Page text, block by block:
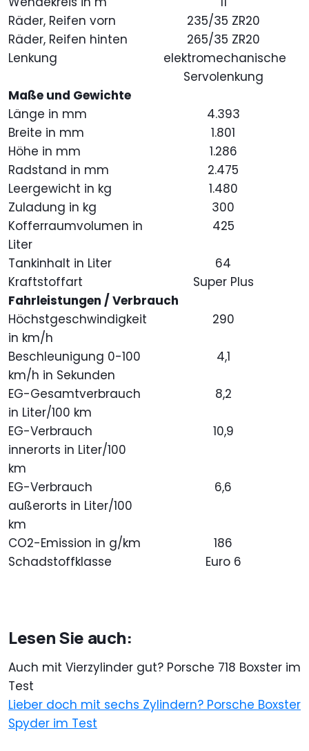
Räder, Reifen vorn
235/35 ZR20
Räder, Reifen hinten
265/35 ZR20
Lenkung
elektromechanische
Servolenkung
Maße und Gewichte
Länge in mm
4.393
Breite in mm
1.801
Höhe in mm
1.286
Radstand in mm
2.475
Leergewicht in kg
1.480
Zuladung in kg
300
Kofferraumvolumen in
Liter
425
Tankinhalt in Liter
64
Kraftstoffart
Super Plus
Fahrleistungen / Verbrauch
Höchstgeschwindigkeit
in km/h
290
Beschleunigung 0-100
km/h in Sekunden
4,1
EG-Gesamtverbrauch
in Liter/100 km
8,2
EG-Verbrauch
innerorts in Liter/100
km
10,9
EG-Verbrauch
außerorts in Liter/100
km
6,6
CO2-Emission in g/km
186
Schadstoffklasse
Euro 6
Lesen Sie auch:
Auch mit Vierzylinder gut? Porsche 718 Boxster im
Test
Lieber doch mit sechs Zylindern? Porsche Boxster
Spyder im Test